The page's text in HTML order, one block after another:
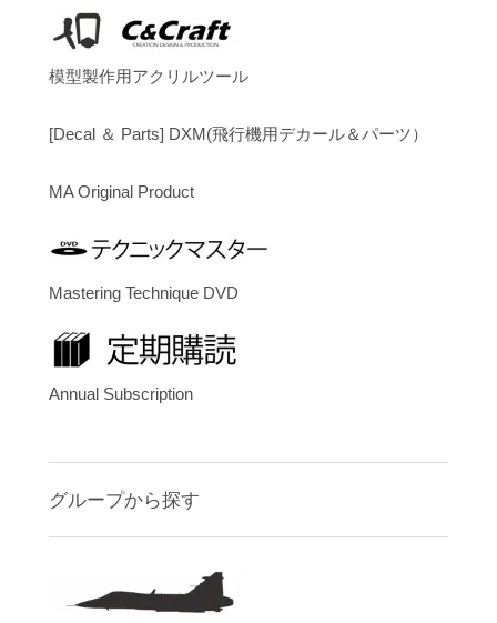
模型製作用アクリルツール
[Decal ＆ Parts] DXM(飛行機用デカール＆パーツ）
MA Original Product
Mastering Technique DVD
Annual Subscription
グループから探す